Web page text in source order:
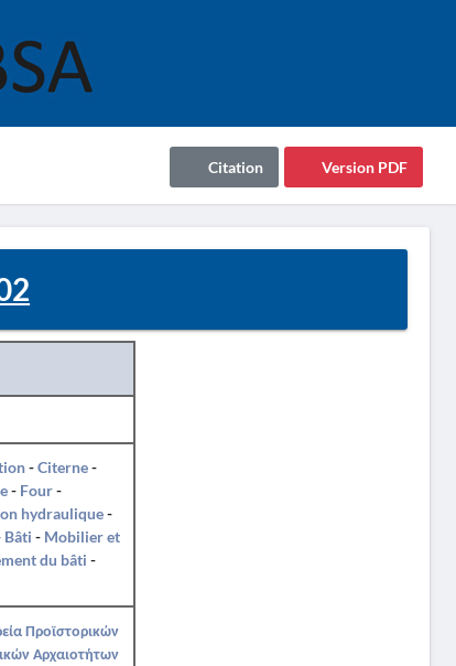
Version PDF
Citation
-Citerne-
- Four-
hydraulique-
Bâti - Mobilier et
du bâti -
Προϊστορικών
Αρχαιοτήτων